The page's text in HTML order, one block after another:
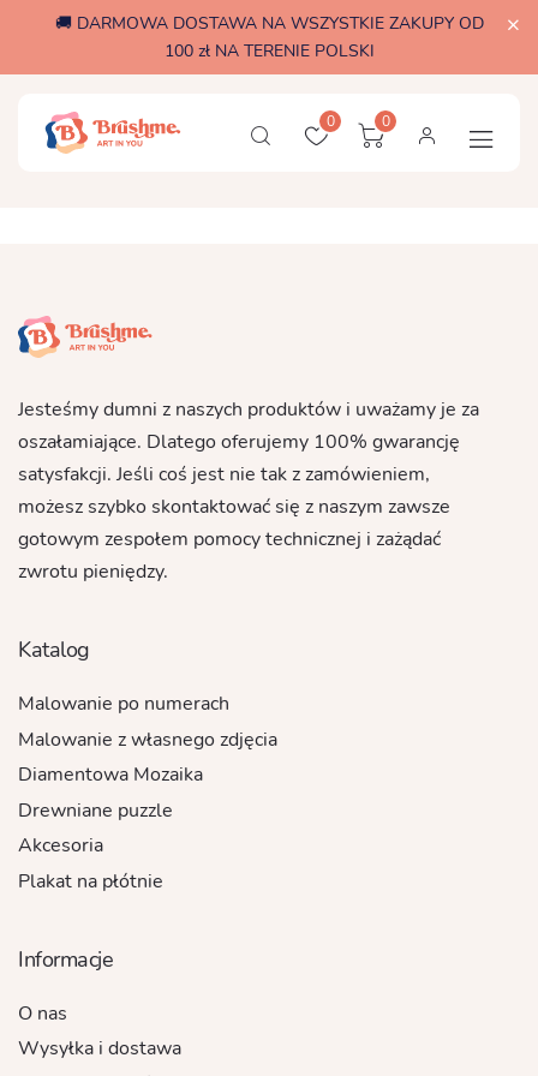
🚚 DARMOWA DOSTAWA NA WSZYSTKIE ZAKUPY OD
100 zł NA TERENIE POLSKI
0 0
Jesteśmy dumni z naszych produktów i uważamy je za
oszałamiające. Dlatego oferujemy 100% gwarancję
satysfakcji. Jeśli coś jest nie tak z zamówieniem,
możesz szybko skontaktować się z naszym zawsze
gotowym zespołem pomocy technicznej i zażądać
zwrotu pieniędzy.
Katalog
Malowanie po numerach
Malowanie z własnego zdjęcia
Diamentowa Mozaika
Drewniane puzzle
Akcesoria
Plakat na płótnie
Informacje
O nas
Wysyłka i dostawa